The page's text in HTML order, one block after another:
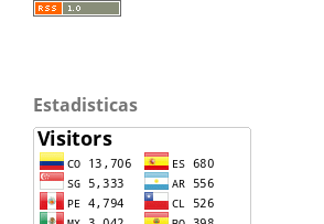
Estadisticas